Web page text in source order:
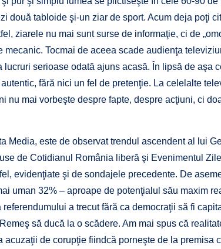
două tabloide şi-un ziar de sport. Acum deja poţi
ziarele nu mai sunt surse de informaţie, ci de
mecanic. Tocmai de aceea scade audienţa
serioase odată ajuns acasă. În lipsă de aşa
fără nici un fel de pretenţie. La celelalte
nu mai vorbeşte despre fapte, despre acţiuni, ci
Media, este de observat trendul ascendent al lui
de Cotidianul România liberă şi Evenimentul
evidenţiate şi de sondajele precedente. De
uman 32% – aproape de potenţialul său maxim
a trecut fără ca democraţii să fi
să ducă la o scădere. Am mai spus că
de corupţie fiindcă porneşte de la premisa